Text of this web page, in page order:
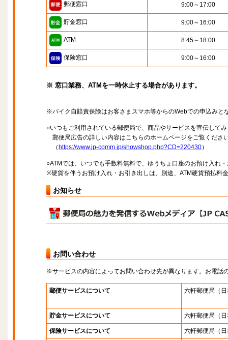
郵便窓口 9:00～17:00
貯金窓口 9:00～16:00
ATM 8:45～18:00
保険窓口 9:00～16:00
※ 窓口業務、ATMを一時休止する場合があります。
※バイク自賠責保険はお客さまスマホ等からのWebでの申込みと
○いつもご利用されている郵便局で、商品やサービスを宣伝して
郵便局広告の詳しい内容はこちらのホームページをご覧くださ
（ https://www.jp-comm.jp/showshop.php?CD=220430）
○ATMでは、いつでも手数料無料で、ゆうちょ口座のお預け入れ
※硬貨を伴うお預け入れ・お引き出しは、別途、ATM硬貨預払料
お知らせ
お問い合わせ
※サービスの内容によってお問い合わせ先が異なります。お電話
郵便サービスについて 六軒郵便局 （
貯金サービスについて 六軒郵便局 （
保険サービスについて 六軒郵便局 （